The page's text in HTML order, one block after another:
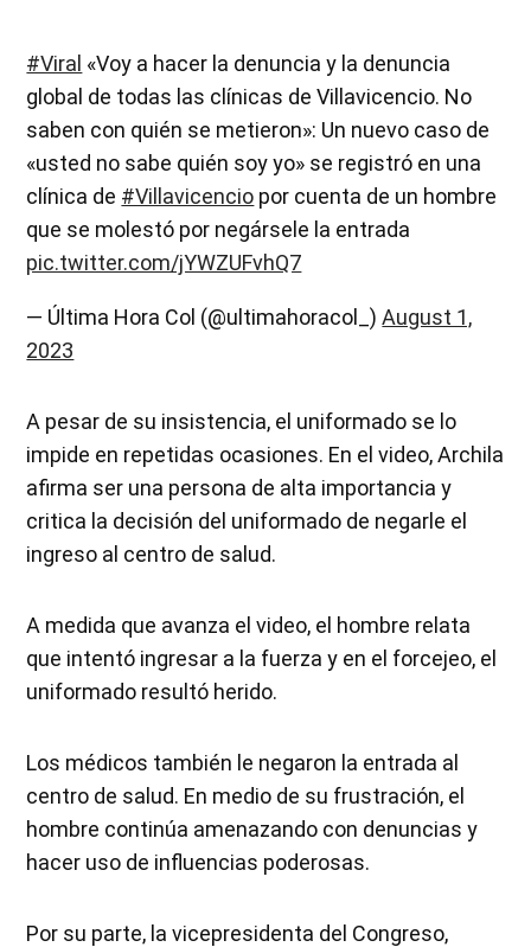
#Viral «Voy a hacer la denuncia y la denuncia
global de todas las clínicas de Villavicencio. No
saben con quién se metieron»: Un nuevo caso de
«usted no sabe quién soy yo» se registró en una
clínica de #Villavicencio por cuenta de un hombre
que se molestó por negársele la entrada
pic.twitter.com/jYWZUFvhQ7
— Última Hora Col (@ultimahoracol_)August 1,
2023
A pesar de su insistencia, el uniformado se lo
impide en repetidas ocasiones. En el video, Archila
afirma ser una persona de alta importancia y
critica la decisión del uniformado de negarle el
ingreso al centro de salud.
A medida que avanza el video, el hombre relata
que intentó ingresar a la fuerza y en el forcejeo, el
uniformado resultó herido.
Los médicos también le negaron la entrada al
centro de salud. En medio de su frustración, el
hombre continúa amenazando con denuncias y
hacer uso de influencias poderosas.
Por su parte, la vicepresidenta del Congreso,